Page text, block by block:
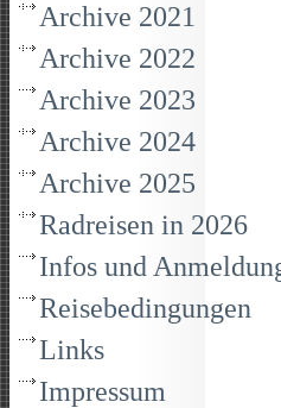
Archive 2021
Archive 2022
Archive 2023
Archive 2024
Archive 2025
Radreisen in 2026
Infos und
Reisebedingungen
Links
Impressum